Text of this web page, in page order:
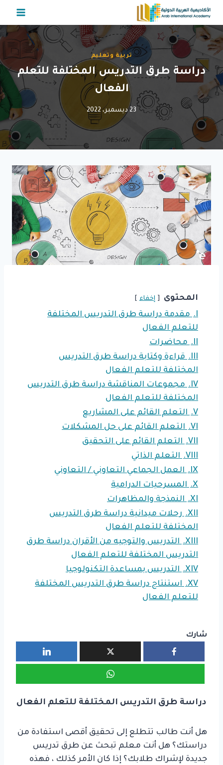
التجاوز
المحتوى
تربية وتعليم
دراسة طرق التدريس المختلفة للتعلم
الفعال
23 ديسمبر، 2022
المحتوى إخفاء
I.
مقدمة دراسة طرق التدريس المختلفة
للتعلم الفعال
II.
محاضرات
III.
قراءة وكتابة دراسة طرق التدريس
المختلفة للتعلم الفعال
IV.
مجموعات المناقشة دراسة طرق التدريس
المختلفة للتعلم الفعال
V.
التعلم القائم على المشاريع
VI.
التعلم القائم على حل المشكلات
VII.
التعلم القائم على التحقيق
VIII.
التعلم الذاتي
IX.
العمل الجماعي التعاوني / التعاوني
X.
المسرحيات الدرامية
XI.
النمذجة والمظاهرات
XII.
رحلات ميدانية دراسة طرق التدريس
المختلفة للتعلم الفعال
XIII.
التدريس والتوجيه من الأقران دراسة طرق
التدريس المختلفة للتعلم الفعال
XIV.
التدريس بمساعدة التكنولوجيا
XV.
استنتاج دراسة طرق التدريس المختلفة
للتعلم الفعال
شارك
دراسة طرق التدريس المختلفة للتعلم الفعال
هل أنت طالب تتطلع إلى تحقيق أقصى استفادة من
دراستك؟ هل أنت معلم تبحث عن طرق تدريس
جديدة لإشراك طلابك؟ إذا كان الأمر كذلك ، فهذه